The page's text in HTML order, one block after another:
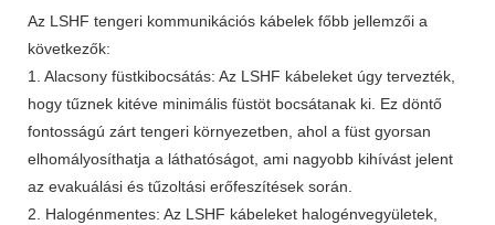
Az LSHF tengeri kommunikációs kábelek főbb jellemzői a
következők:
1. Alacsony füstkibocsátás: Az LSHF kábeleket úgy tervezték,
hogy tűznek kitéve minimális füstöt bocsátanak ki. Ez döntő
fontosságú zárt tengeri környezetben, ahol a füst gyorsan
elhomályosíthatja a láthatóságot, ami nagyobb kihívást jelent
az evakuálási és tűzoltási erőfeszítések során.
2. Halogénmentes: Az LSHF kábeleket halogénvegyületek,